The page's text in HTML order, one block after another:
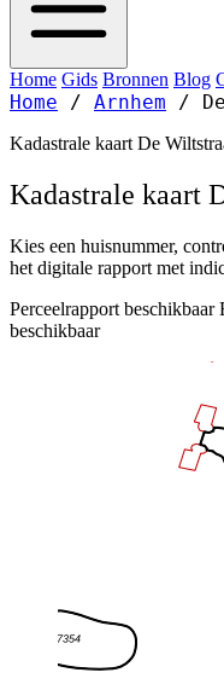
Home Gids Bronnen Blog
Home / Arnhem /
Kadastrale kaart De
Kadastrale kaart
Kies een huisnummer,
het digitale rapport met
Perceelrapport beschikbaar
beschikbaar